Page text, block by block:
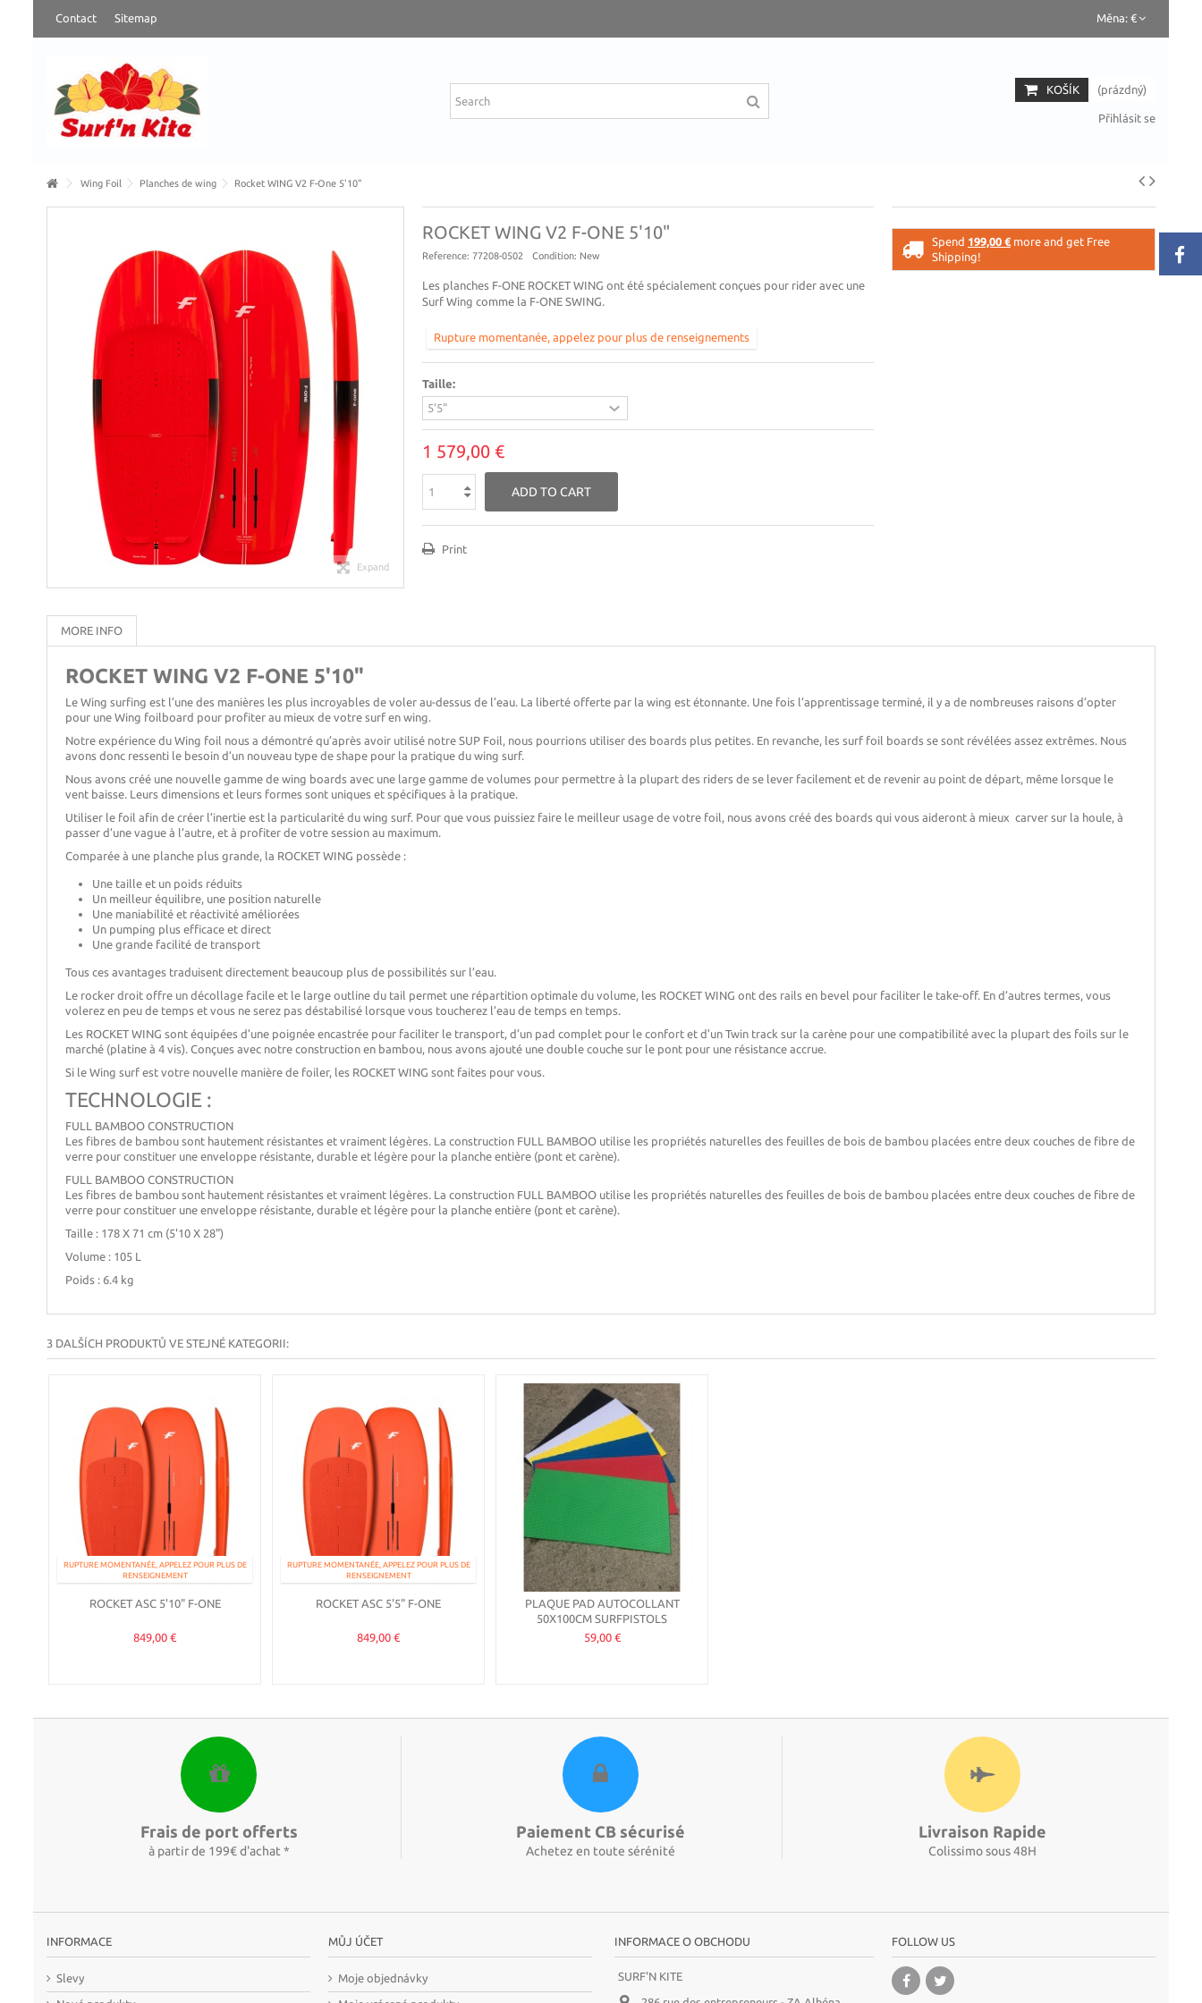
Měna: €
Contact Sitemap
KOŠÍK (prázdný)
Přihlásit se
Wing Foil Planches de wing Rocket WING V2 F-One 5'10"
Expand
ROCKET WING V2 F-ONE 5'10"
Reference: 77208-0502 Condition: New
Les planches F-ONE ROCKET WING ont été spécialement conçues pour rider avec une
Surf Wing comme la F-ONE SWING.
Rupture momentanée, appelez pour plus de renseignements
Taille:
1 579,00 €
ADD TO CART
Print
Spend 199,00 €more and get Free
Shipping!
MORE INFO
ROCKET WING V2 F-ONE 5'10"
Le Wing surfing est l’une des manières les plus incroyables de voler au-dessus de l’eau. La liberté offerte par la wing est étonnante. Une fois l’apprentissage terminé, il y a de nombreuses raisons d’opter
pour une Wing foilboard pour profiter au mieux de votre surf en wing.
Notre expérience du Wing foil nous a démontré qu’après avoir utilisé notre SUP Foil, nous pourrions utiliser des boards plus petites. En revanche, les surf foil boards se sont révélées assez extrêmes. Nous
avons donc ressenti le besoin d’un nouveau type de shape pour la pratique du wing surf.
Nous avons créé une nouvelle gamme de wing boards avec une large gamme de volumes pour permettre à la plupart des riders de se lever facilement et de revenir au point de départ, même lorsque le
vent baisse. Leurs dimensions et leurs formes sont uniques et spécifiques à la pratique.
Utiliser le foil afin de créer l’inertie est la particularité du wing surf. Pour que vous puissiez faire le meilleur usage de votre foil, nous avons créé des boards qui vous aideront à mieux carver sur la houle, à
passer d’une vague à l’autre, et à profiter de votre session au maximum.
Comparée à une planche plus grande, la ROCKET WING possède :
Une taille et un poids réduits
Un meilleur équilibre, une position naturelle
Une maniabilité et réactivité améliorées
Un pumping plus efficace et direct
Une grande facilité de transport
Tous ces avantages traduisent directement beaucoup plus de possibilités sur l’eau.
Le rocker droit offre un décollage facile et le large outline du tail permet une répartition optimale du volume, les ROCKET WING ont des rails en bevel pour faciliter le take-off. En d’autres termes, vous
volerez en peu de temps et vous ne serez pas déstabilisé lorsque vous toucherez l’eau de temps en temps.
Les ROCKET WING sont équipées d’une poignée encastrée pour faciliter le transport, d’un pad complet pour le confort et d’un Twin track sur la carène pour une compatibilité avec la plupart des foils sur le
marché (platine à 4 vis). Conçues avec notre construction en bambou, nous avons ajouté une double couche sur le pont pour une résistance accrue.
Si le Wing surf est votre nouvelle manière de foiler, les ROCKET WING sont faites pour vous.
TECHNOLOGIE :
FULL BAMBOO CONSTRUCTION
Les fibres de bambou sont hautement résistantes et vraiment légères. La construction FULL BAMBOO utilise les propriétés naturelles des feuilles de bois de bambou placées entre deux couches de fibre de
verre pour constituer une enveloppe résistante, durable et légère pour la planche entière (pont et carène).
FULL BAMBOO CONSTRUCTION
Les fibres de bambou sont hautement résistantes et vraiment légères. La construction FULL BAMBOO utilise les propriétés naturelles des feuilles de bois de bambou placées entre deux couches de fibre de
verre pour constituer une enveloppe résistante, durable et légère pour la planche entière (pont et carène).
Taille : 178 X 71 cm (5'10 X 28")
Volume : 105 L
Poids : 6.4 kg
3 DALŠÍCH PRODUKTŮ VE STEJNÉ KATEGORII:
RUPTURE MOMENTANÉE, APPELEZ POUR PLUS DE
RENSEIGNEMENT
ROCKET ASC 5'10" F-ONE
849,00 €
RUPTURE MOMENTANÉE, APPELEZ POUR PLUS DE
RENSEIGNEMENT
ROCKET ASC 5'5" F-ONE
849,00 €
PLAQUE PAD AUTOCOLLANT
50X100CM SURFPISTOLS
59,00 €
Frais de port offerts
à partir de 199€ d'achat *
Paiement CB sécurisé
Achetez en toute sérénité
Livraison Rapide
Colissimo sous 48H
INFORMACE
Slevy
MŮJ ÚČET
Moje objednávky
INFORMACE O OBCHODU
SURF'N KITE
FOLLOW US